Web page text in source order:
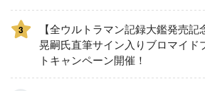
3
【全ウルトラマン記録大鑑発売記
晃嗣氏直筆サイン入りブロマイド
トキャンペーン開催！